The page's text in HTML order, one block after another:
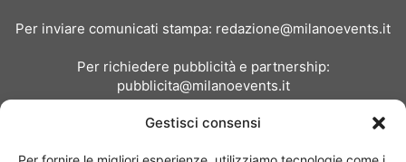
Gestisci consensi
Per inviare comunicati stampa: redazione@milanoevents.it
Per richiedere pubblicità e partnership:
pubblicita@milanoevents.it